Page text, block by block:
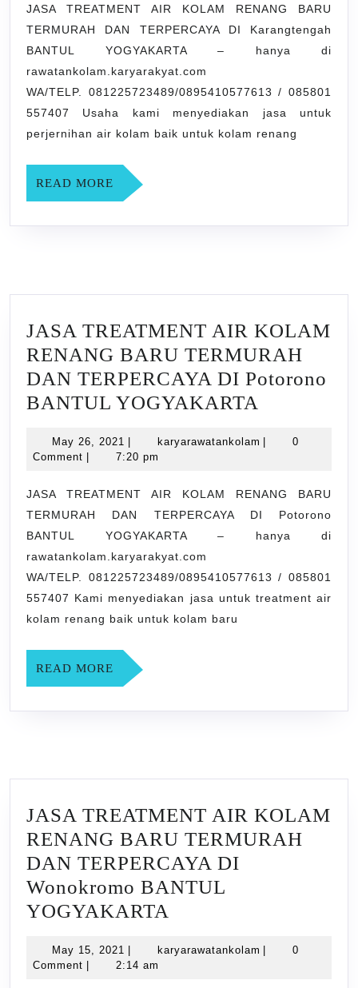
RENANG
BARU
TERMURAH
DAN
TERPERCAYA
DI
JASA TREATMENT AIR KOLAM RENANG BARU
TERMURAH DAN TERPERCAYA DI Karangtengah
BANTUL YOGYAKARTA – hanya di
rawatankolam.karyarakyat.com
WA/TELP. 081225723489/0895410577613 / 085801
557407 Usaha kami menyediakan jasa untuk
perjernihan air kolam baik untuk kolam renang
READ MORE READ
MORE
JASA TREATMENT AIR KOLAM
RENANG BARU TERMURAH
DAN TERPERCAYA DI Potorono
BANTUL YOGYAKARTA
AIR
RENANG
BARU
DAN
May 26, 2021 May
26,
| karyarawatankolam |
0
Comment | 7:20 pm
JASA TREATMENT AIR KOLAM RENANG BARU
TERMURAH DAN TERPERCAYA DI Potorono
BANTUL YOGYAKARTA – hanya di
rawatankolam.karyarakyat.com
WA/TELP. 081225723489/0895410577613 / 085801
557407 Kami menyediakan jasa untuk treatment air
kolam renang baik untuk kolam baru
READ MORE READ
MORE
JASA TREATMENT AIR KOLAM
RENANG BARU TERMURAH
DAN TERPERCAYA DI
Wonokromo BANTUL
YOGYAKARTA
AIR
May 15, 2021 May
15,
karyarawatankolam
0
Comment
2:14 am